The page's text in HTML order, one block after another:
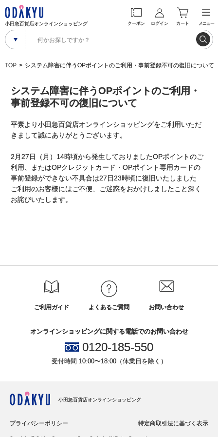
小田急百貨店オンラインショッピング クーポン ログイン カート メニュー
TOP システム障害に伴うOPポイントのご利用・事前登録不可の復旧について
システム障害に伴うOPポイントのご利用・
事前登録不可の復旧について
平素より小田急百貨店オンラインショッピングをご利用いただ
きまして誠にありがとうございます。
2月27日（月）14時頃から発生しておりましたOPポイントのご
利用、またはOPクレジットカード・OPポイント専用カードの
事前登録ができない不具合は27日23時頃に復旧いたしました
ご利用のお客様にはご不便、ご迷惑をおかけしましたこと深く
お詫びいたします。
ご利用ガイド よくあるご質問 お問い合わせ
オンラインショッピングに関する電話でのお問い合わせ
0120-185-550
受付時間 10:00〜18:00（休業日を除く）
小田急百貨店オンラインショッピング
プライバシーポリシー 特定商取引法に基づく表示